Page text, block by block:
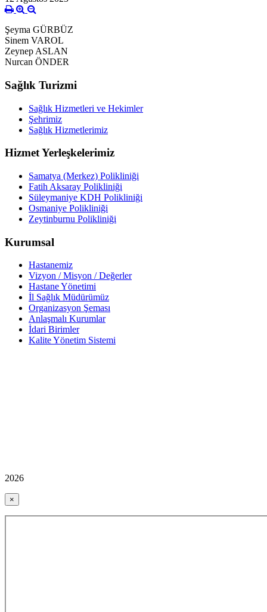
Şeyma GÜRBÜZ
Sinem VAROL
Zeynep ASLAN
Nurcan ÖNDER
Sağlık Turizmi
Sağlık Hizmetleri ve Hekimler
Şehrimiz
Sağlık Hizmetlerimiz
Hizmet Yerleşkelerimiz
Samatya (Merkez) Polikliniği
Fatih Aksaray Polikliniği
Süleymaniye KDH Polikliniği
Osmaniye Polikliniği
Zeytinburnu Polikliniği
Kurumsal
Hastanemiz
Vizyon / Misyon / Değerler
Hastane Yönetimi
İl Sağlık Müdürümüz
Organizasyon Şeması
Anlaşmalı Kurumlar
İdari Birimler
Kalite Yönetim Sistemi
2026
×